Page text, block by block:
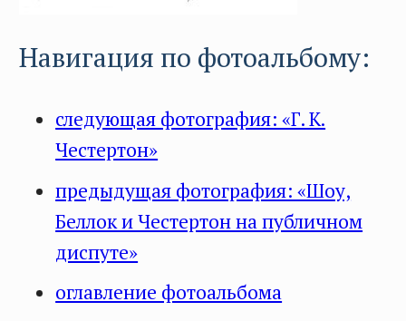
Навигация по фотоальбому:
следующая фотография: «Г. К.
Честертон»
предыдущая фотография: «Шоу,
Беллок и Честертон на публичном
диспуте»
оглавление фотоальбома